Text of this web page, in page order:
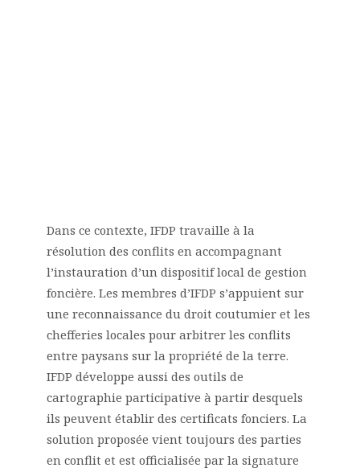
Dans ce contexte, IFDP travaille à la
résolution des conflits en accompagnant
l’instauration d’un dispositif local de gestion
foncière. Les membres d’IFDP s’appuient sur
une reconnaissance du droit coutumier et les
chefferies locales pour arbitrer les conflits
entre paysans sur la propriété de la terre.
IFDP développe aussi des outils de
cartographie participative à partir desquels
ils peuvent établir des certificats fonciers. La
solution proposée vient toujours des parties
en conflit et est officialisée par la signature